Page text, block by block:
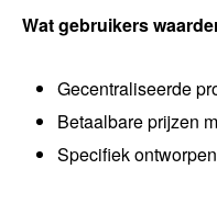
Wat gebruikers
Gecentraliseerde
Betaalbare prijzen
Specifiek